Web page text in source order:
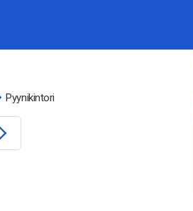
Pyynikintori